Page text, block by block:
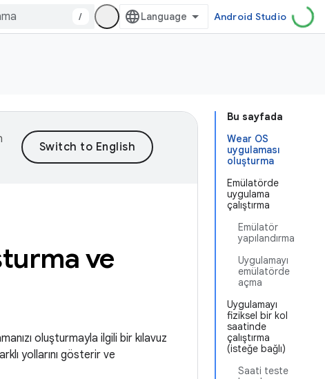
/ Android Studio
Bu sayfada
Wear OS
uygulaması
oluşturma
Emülatörde
uygulama
çalıştırma
Emülatör
yapılandırma
Uygulamayı
emülatörde
açma
Uygulamayı
fiziksel bir kol
saatinde
çalıştırma
(isteğe bağlı)
Saati teste
ve
oluşturmayla ilgili bir kılavuz
yollarını gösterir ve